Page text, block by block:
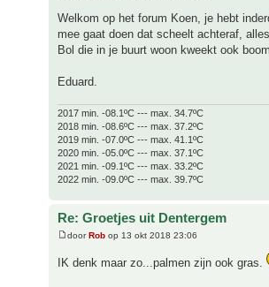
Welkom op het forum Koen, je hebt
mee gaat doen dat scheelt achteraf,
Bol die in je buurt woon kweekt ook
Eduard.
2017 min. -08.1ºC --- max. 34.7ºC
2018 min. -08.6ºC --- max. 37.2ºC
2019 min. -07.0ºC --- max. 41.1ºC
2020 min. -05.0ºC --- max. 37.1ºC
2021 min. -09.1ºC --- max. 33.2ºC
2022 min. -09.0ºC --- max. 39.7ºC
Re: Groetjes uit Dentergem
doorRob op 13 okt 2018 23:06
IK denk maar zo...palmen zijn ook gras.